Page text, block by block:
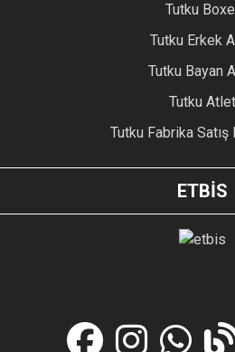
Tutku
Tutku Erkek
Tutku Bayan
Tutku Atlet
Tutku Fabrika Satış
ETBİS